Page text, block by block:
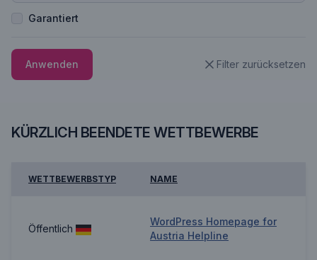
Garantiert
Anwenden Filter zurücksetzen
KÜRZLICH BEENDETE WETTBEWERBE
WETTBEWERBSTYP NAME
Öffentlich
WordPress Homepage for
Austria Helpline